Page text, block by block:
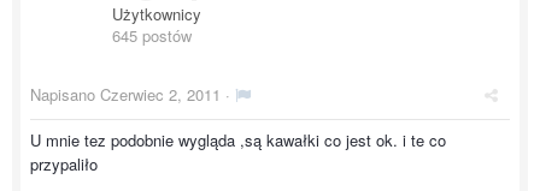
Użytkownicy
645 postów
Napisano Czerwiec 2, 2011 ·
U mnie tez podobnie wygląda ,są kawałki co jest ok. i te co
przypaliło